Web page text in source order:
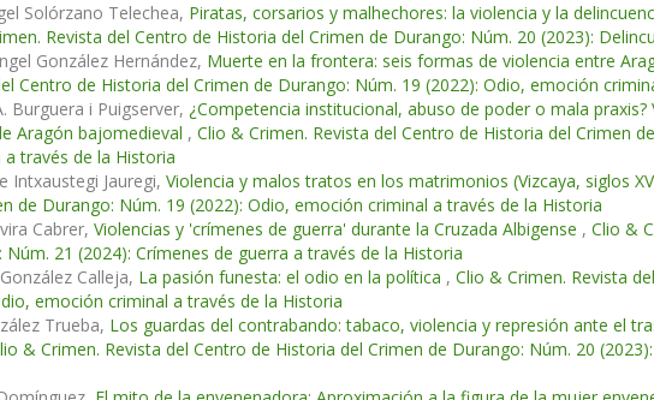
Solórzano Telechea, Piratas, corsarios y malhechores: la violencia y la
Revista del Centro de Historia del Crimen de Durango: Núm. 20 (2023):
González Hernández, Muerte en la frontera: seis formas de violencia entre
Centro de Historia del Crimen de Durango: Núm. 19 (2022): Odio, emoción
Burguera i Puigserver, ¿Competencia institucional, abuso de poder o mala
Aragón bajomedieval , Clio & Crimen. Revista del Centro de Historia del Crimen
través de la Historia
Intxaustegi Jauregi, Violencia y malos tratos en los matrimonios (Vizcaya, siglos
de Durango: Núm. 19 (2022): Odio, emoción criminal a través de la Historia
Cabrer, Violencias y 'crímenes de guerra' durante la Cruzada Albigense , Clio &
Núm. 21 (2024): Crímenes de guerra a través de la Historia
Calleja, La pasión funesta: el odio en la política , Clio & Crimen. Revista
emoción criminal a través de la Historia
Trueba, Los guardas del contrabando: tabaco, violencia y represión ante el
& Crimen. Revista del Centro de Historia del Crimen de Durango: Núm. 20